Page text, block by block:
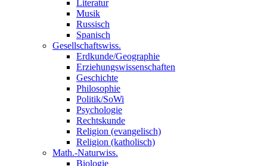
Literatur
Musik
Russisch
Spanisch
Gesellschaftswiss.
Erdkunde/Geographie
Erziehungswissenschaften
Geschichte
Philosophie
Politik/SoWi
Psychologie
Rechtskunde
Religion (evangelisch)
Religion (katholisch)
Math.-Naturwiss.
Biologie